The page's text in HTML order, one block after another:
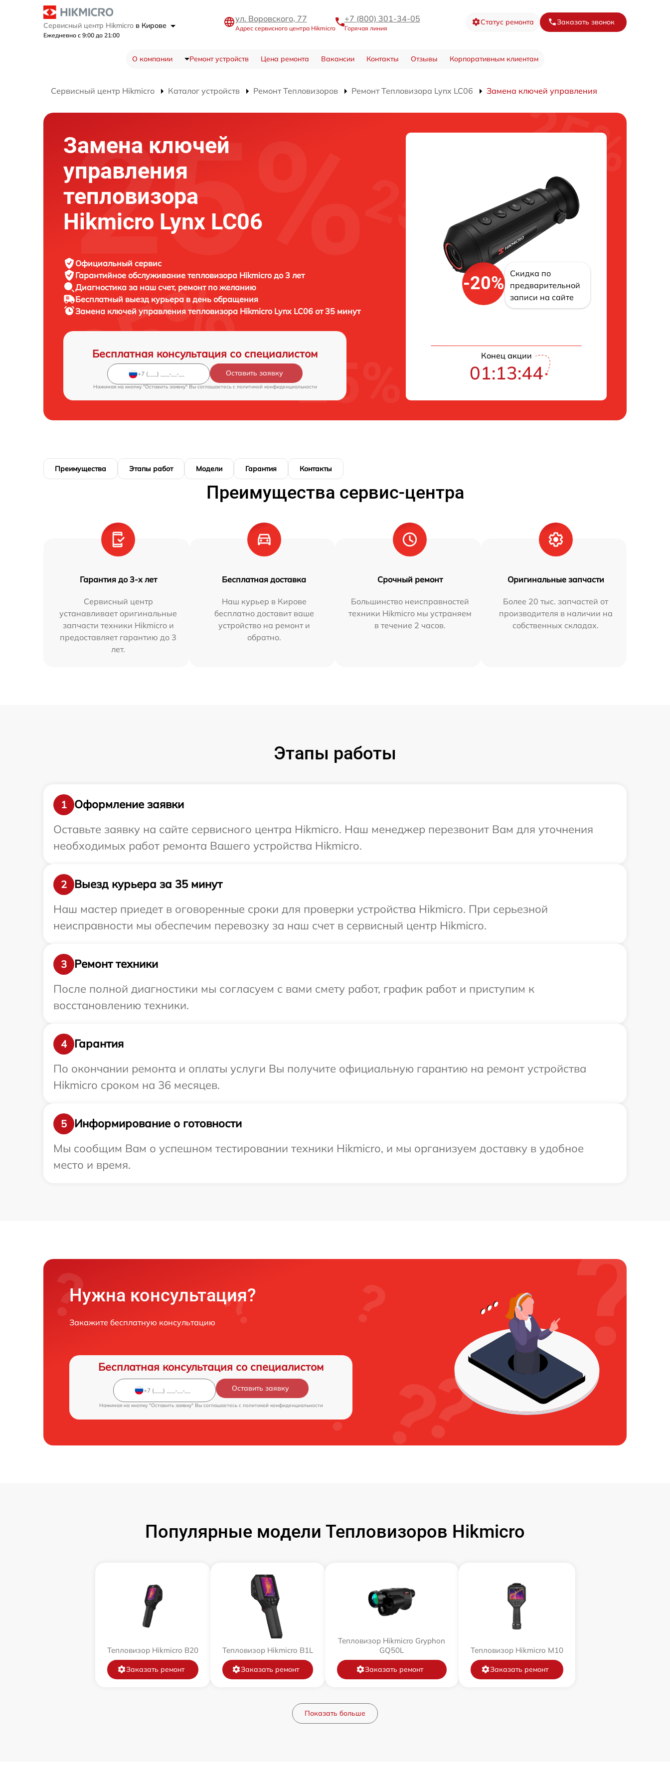
Сервисный центр Hikmicro в Кирове
Ежедневно с 9:00 до 21:00
ул. Воровского, 77
Адрес сервисного центра Hikmicro
+7 (800) 301-34-05
Горячая линия
Статус ремонта Заказать звонок
О компании Ремонт устройств Цена ремонта Вакансии Контакты Отзывы Корпоративным клиентам
Сервисный центр Hikmicro Каталог устройств Ремонт Тепловизоров Ремонт Тепловизора Lynx LC06 Замена ключей управления
Замена ключей
управления
тепловизора
Hikmicro Lynx LC06
Официальный сервис
Гарантийное обслуживание тепловизора Hikmicro до 3 лет
Диагностика за наш счет, ремонт по желанию
Бесплатный выезд курьера в день обращения
Замена ключей управления тепловизора Hikmicro Lynx LC06 от 35 минут
Бесплатная консультация со специалистом
Оставить заявку
Нажимая на кнопку "Оставить заявку" Вы соглашаетесь c политикой конфиденциальности
-20%
Скидка по
предварительной
записи на сайте
Конец акции
01:13:43
Преимущества Этапы работ Модели Гарантия Контакты
Преимущества сервис-центра
Гарантия до 3-х лет
Сервисный центр
устанавливает оригинальные
запчасти техники Hikmicro и
предоставляет гарантию до 3
лет.
Бесплатная доставка
Наш курьер в Кирове
бесплатно доставит ваше
устройство на ремонт и
обратно.
Срочный ремонт
Большинство неисправностей
техники Hikmicro мы устраняем
в течение 2 часов.
Оригинальные запчасти
Более 20 тыс. запчастей от
производителя в наличии на
собственных складах.
Этапы работы
1
Оформление заявки
Оставьте заявку на сайте сервисного центра Hikmicro. Наш менеджер перезвонит Вам для уточнения
необходимых работ ремонта Вашего устройства Hikmicro.
2
Выезд курьера за 35 минут
Наш мастер приедет в оговоренные сроки для проверки устройства Hikmicro. При серьезной
неисправности мы обеспечим перевозку за наш счет в сервисный центр Hikmicro.
3
Ремонт техники
После полной диагностики мы согласуем с вами смету работ, график работ и приступим к
восстановлению техники.
4
Гарантия
По окончании ремонта и оплаты услуги Вы получите официальную гарантию на ремонт устройства
Hikmicro сроком на 36 месяцев.
5
Информирование о готовности
Мы сообщим Вам о успешном тестировании техники Hikmicro, и мы организуем доставку в удобное
место и время.
Нужна консультация?
Закажите бесплатную консультацию
Бесплатная консультация со специалистом
Оставить заявку
Нажимая на кнопку "Оставить заявку" Вы соглашаетесь c политикой конфиденциальности
Популярные модели Тепловизоров Hikmicro
Тепловизор Hikmicro B20
Заказать ремонт
Тепловизор Hikmicro B1L
Заказать ремонт
Тепловизор Hikmicro Gryphon
GQ50L
Заказать ремонт
Тепловизор Hikmicro M10
Заказать ремонт
Показать больше